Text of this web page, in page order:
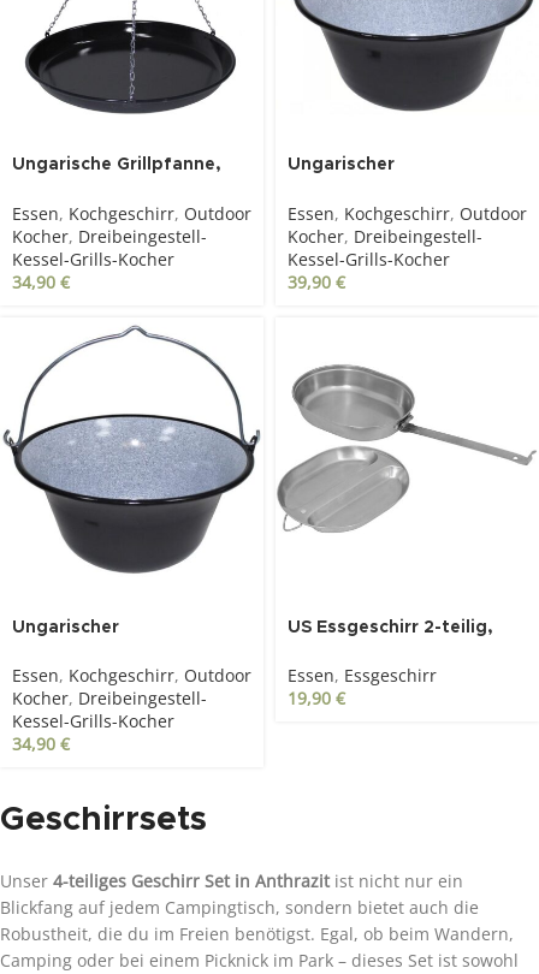
Ungarische Grillpfanne,
Essen, Kochgeschirr, Outdoor
Kocher, Dreibeingestell-
Kessel-Grills-Kocher
34,90 €
Ungarischer
Essen, Kochgeschirr, Outdoor
Kocher, Dreibeingestell-
Kessel-Grills-Kocher
39,90 €
Ungarischer
10Liter
Essen, Kochgeschirr, Outdoor
Kocher, Dreibeingestell-
Kessel-Grills-Kocher
34,90 €
US Essgeschirr 2-teilig,
Essen, Essgeschirr
19,90 €
Geschirrsets
Unser 4-teiliges Geschirr Set in Anthrazit ist nicht nur ein
Blickfang auf jedem Campingtisch, sondern bietet auch die
Robustheit, die du im Freien benötigst. Egal, ob beim Wandern,
Camping oder bei einem Picknick im Park – dieses Set ist sowohl